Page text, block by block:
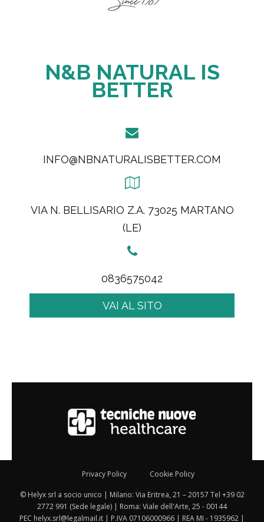
N&B NATURAL IS
BETTER
INFO@NBNATURALISBETTER.COM
VIA N. BELLISARIO Z.A. 73025 MARTANO
(LE)
0836575042
VAI AL SITO
Privacy Policy Cookie Policy
© Helyx srl a socio unico | Milano: Via Eritrea, 21 – 20157 Tel +39 02
2772 991 (Sede legale) | Roma: Viale dell'Arte, 25 - 00144
PEC helyx.srl@legalmail.it | P.IVA 07106000966 | REA MI - 1935962 |